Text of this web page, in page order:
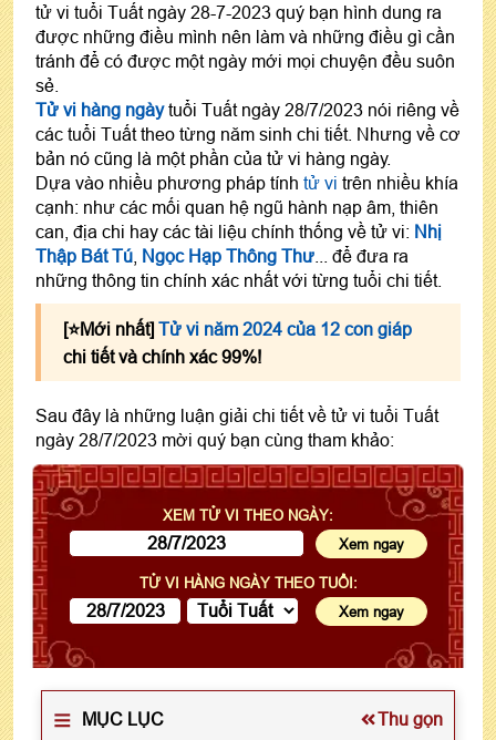
tử vi tuổi Tuất ngày 28-7-2023 quý bạn hình dung ra
được những điều mình nên làm và những điều gì cần
tránh để có được một ngày mới mọi chuyện đều suôn
sẻ.
Tử vi hàng ngàytuổi Tuất ngày 28/7/2023 nói riêng về
các tuổi Tuất theo từng năm sinh chi tiết. Nhưng về cơ
bản nó cũng là một phần của tử vi hàng ngày.
Dựa vào nhiều phương pháp tính tử vi trên nhiều khía
cạnh: như các mối quan hệ ngũ hành nạp âm, thiên
can, địa chi hay các tài liệu chính thống về tử vi: Nhị
Thập Bát Tú Ngọc Hạp Thông Thư ... để đưa ra
những thông tin chính xác nhất với từng tuổi chi tiết.
[⭐️Mới nhất] Tử vi năm 2024 của 12 con giáp
chi tiết và chính xác 99%!
Sau đây là những luận giải chi tiết về tử vi tuổi Tuất
ngày 28/7/2023 mời quý bạn cùng tham khảo:
XEM TỬ VI THEO NGÀY:
TỬ VI HÀNG NGÀY THEO TUỔI:
MỤC LỤC
Thu gọn